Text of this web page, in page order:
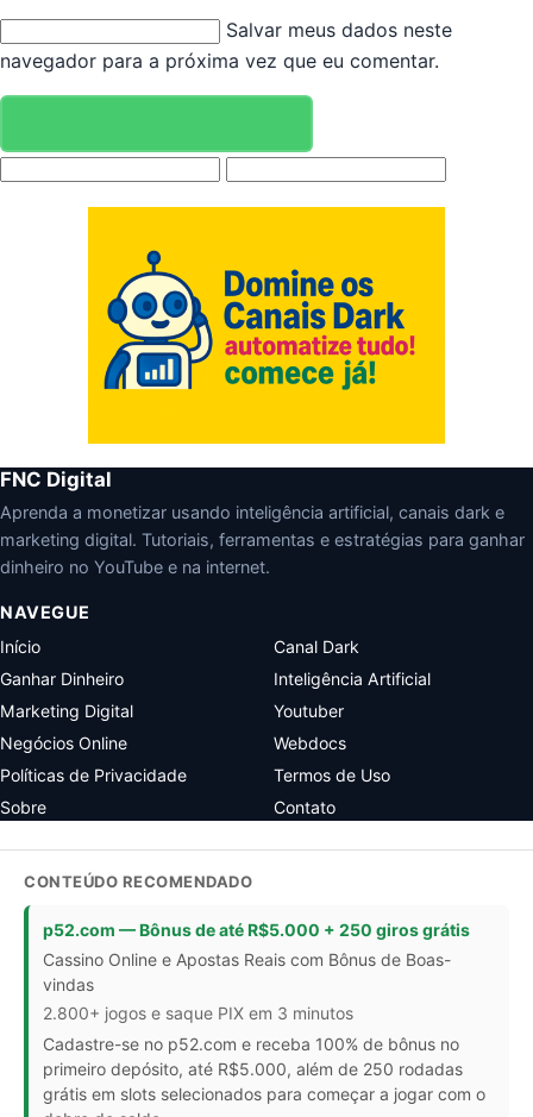
Salvar meus dados neste
navegador para a próxima vez que eu comentar.
FNC Digital
Aprenda a monetizar usando inteligência artificial, canais dark e
marketing digital. Tutoriais, ferramentas e estratégias para ganhar
dinheiro no YouTube e na internet.
NAVEGUE
Início
Canal Dark
Ganhar Dinheiro
Inteligência Artificial
Marketing Digital
Youtuber
Negócios Online
Webdocs
Políticas de Privacidade
Termos de Uso
Sobre
Contato
CONTEÚDO RECOMENDADO
p52.com — Bônus de até R$5.000 + 250 giros grátis
Cassino Online e Apostas Reais com Bônus de Boas-
vindas
2.800+ jogos e saque PIX em 3 minutos
Cadastre-se no p52.com e receba 100% de bônus no
primeiro depósito, até R$5.000, além de 250 rodadas
grátis em slots selecionados para começar a jogar com o